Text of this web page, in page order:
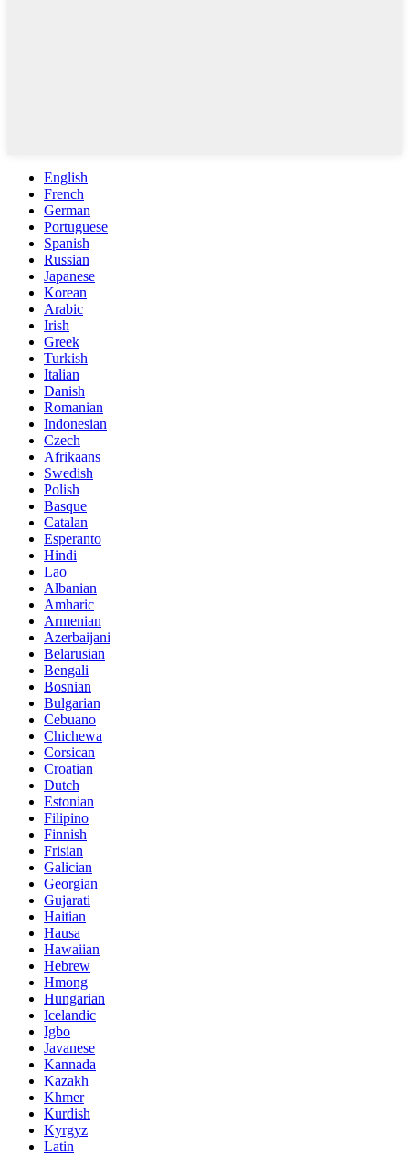
English
French
German
Portuguese
Spanish
Russian
Japanese
Korean
Arabic
Irish
Greek
Turkish
Italian
Danish
Romanian
Indonesian
Czech
Afrikaans
Swedish
Polish
Basque
Catalan
Esperanto
Hindi
Lao
Albanian
Amharic
Armenian
Azerbaijani
Belarusian
Bengali
Bosnian
Bulgarian
Cebuano
Chichewa
Corsican
Croatian
Dutch
Estonian
Filipino
Finnish
Frisian
Galician
Georgian
Gujarati
Haitian
Hausa
Hawaiian
Hebrew
Hmong
Hungarian
Icelandic
Igbo
Javanese
Kannada
Kazakh
Khmer
Kurdish
Kyrgyz
Latin